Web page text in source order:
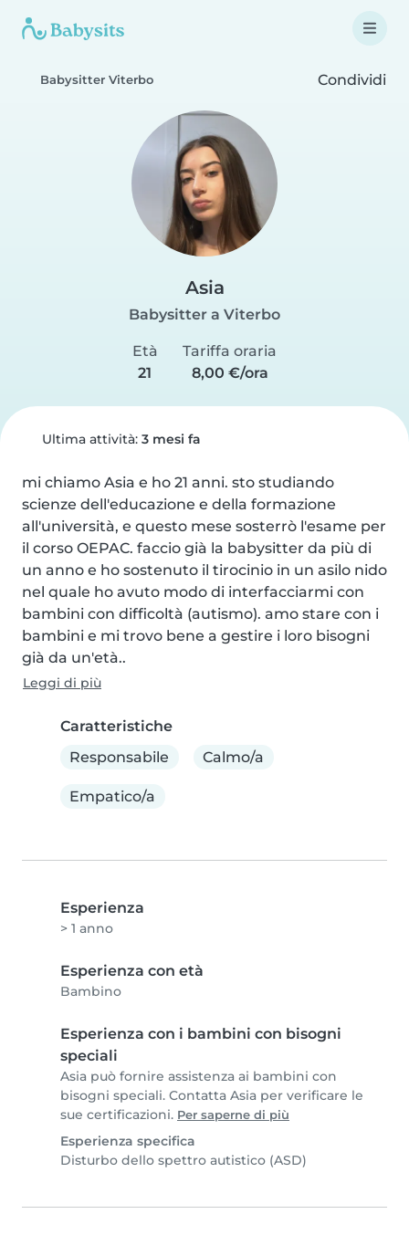
Babysitter Viterbo Condividi
Asia
Babysitter a Viterbo
Età
21
Tariffa oraria
8,00 €/ora
Ultima attività: 3 mesi fa
mi chiamo Asia e ho 21 anni. sto studiando
scienze dell'educazione e della formazione
all'università, e questo mese sosterrò l'esame per
il corso OEPAC. faccio già la babysitter da più di
un anno e ho sostenuto il tirocinio in un asilo nido
nel quale ho avuto modo di interfacciarmi con
bambini con difficoltà (autismo). amo stare con i
bambini e mi trovo bene a gestire i loro bisogni
già da un'età..
Leggi di più
Caratteristiche
Responsabile
Calmo/a
Empatico/a
Esperienza
> 1 anno
Esperienza con età
Bambino
Esperienza con i bambini con bisogni
speciali
Asia può fornire assistenza ai bambini con
bisogni speciali. Contatta Asia per verificare le
sue certificazioni. Per saperne di più
Esperienza specifica
Disturbo dello spettro autistico (ASD)